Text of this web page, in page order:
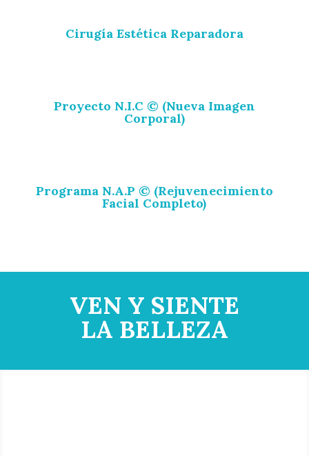
Cirugía Estética Reparadora
Proyecto N.I.C © (Nueva Imagen
Corporal)
Programa N.A.P © (Rejuvenecimiento
Facial Completo)
VEN Y SIENTE
LA BELLEZA